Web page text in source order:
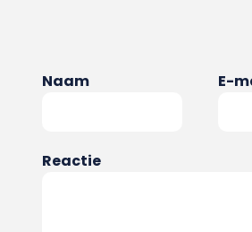
Naam E-
Reactie